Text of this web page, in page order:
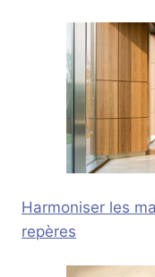
Harmoniser les
repères